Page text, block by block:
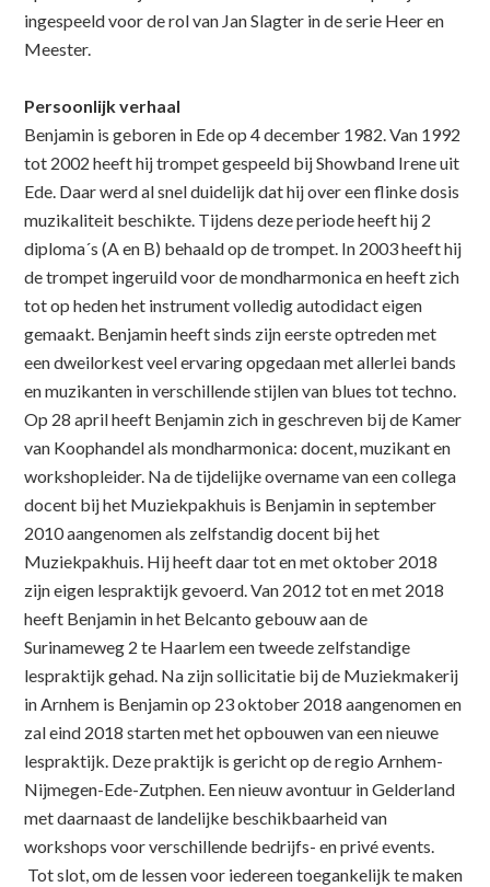
ingespeeld voor de rol van Jan Slagter in de serie Heer en
Meester.
Persoonlijk verhaal
Benjamin is geboren in Ede op 4 december 1982. Van 1992
tot 2002 heeft hij trompet gespeeld bij Showband Irene uit
Ede. Daar werd al snel duidelijk dat hij over een flinke dosis
muzikaliteit beschikte. Tijdens deze periode heeft hij 2
diploma´s (A en B) behaald op de trompet. In 2003 heeft hij
de trompet ingeruild voor de mondharmonica en heeft zich
tot op heden het instrument volledig autodidact eigen
gemaakt. Benjamin heeft sinds zijn eerste optreden met
een dweilorkest veel ervaring opgedaan met allerlei bands
en muzikanten in verschillende stijlen van blues tot techno.
Op 28 april heeft Benjamin zich in geschreven bij de Kamer
van Koophandel als mondharmonica: docent, muzikant en
workshopleider. Na de tijdelijke overname van een collega
docent bij het Muziekpakhuis is Benjamin in september
2010 aangenomen als zelfstandig docent bij het
Muziekpakhuis. Hij heeft daar tot en met oktober 2018
zijn eigen lespraktijk gevoerd. Van 2012 tot en met 2018
heeft Benjamin in het Belcanto gebouw aan de
Surinameweg 2 te Haarlem een tweede zelfstandige
lespraktijk gehad. Na zijn sollicitatie bij de Muziekmakerij
in Arnhem is Benjamin op 23 oktober 2018 aangenomen en
zal eind 2018 starten met het opbouwen van een nieuwe
lespraktijk. Deze praktijk is gericht op de regio Arnhem-
Nijmegen-Ede-Zutphen. Een nieuw avontuur in Gelderland
met daarnaast de landelijke beschikbaarheid van
workshops voor verschillende bedrijfs- en privé events.
Tot slot, om de lessen voor iedereen toegankelijk te maken